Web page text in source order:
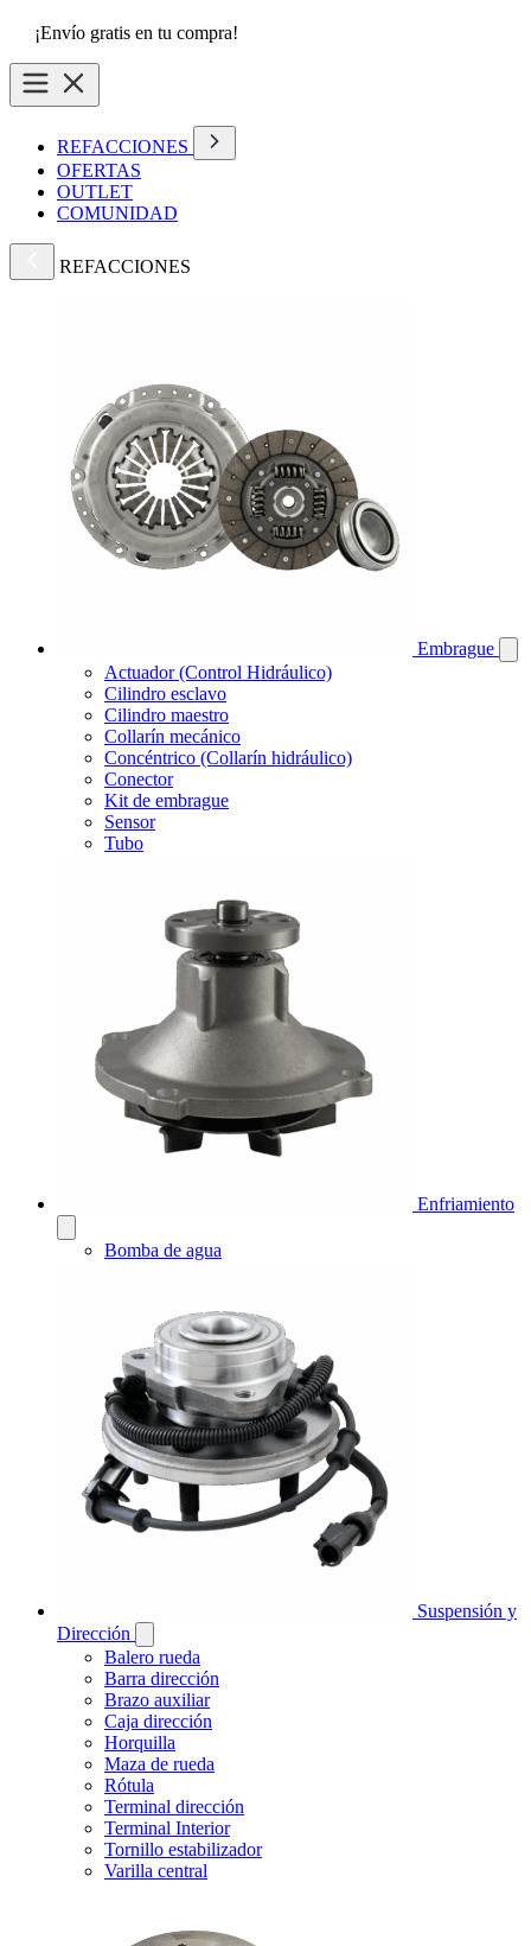
¡Envío gratis en tu compra!
REFACCIONES
OFERTAS
OUTLET
COMUNIDAD
REFACCIONES
Embrague
Actuador (Control Hidráulico)
Cilindro esclavo
Cilindro maestro
Collarín mecánico
Concéntrico (Collarín hidráulico)
Conector
Kit de embrague
Sensor
Tubo
Enfriamiento
Bomba de agua
Suspensión y
Dirección
Balero rueda
Barra dirección
Brazo auxiliar
Caja dirección
Horquilla
Maza de rueda
Rótula
Terminal dirección
Terminal Interior
Tornillo estabilizador
Varilla central